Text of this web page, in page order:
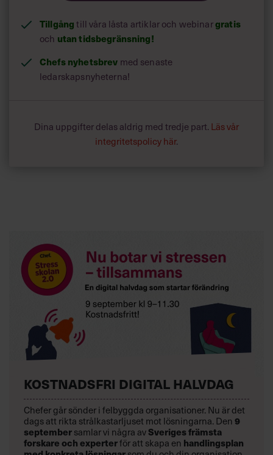
Tillgångtill våra låsta artiklar och webinargratis
och utan tidsbegränsning!
Chefs nyhetsbrev med senaste
ledarskapsnyheterna!
Dina uppgifter delas aldrig med tredje part. Läs vår
integritetspolicy här.
KOSTNADSFRI DIGITAL HALVDAG
Chefer går sönder i felbyggda organisationer. Nu är det
dags att rikta strålkastarljuset mot lösningarna. Den9
septembersamlar vi några avSveriges främsta
forskare och experterför att skapa en handlingsplan